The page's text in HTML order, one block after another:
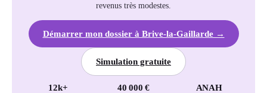
revenus très modestes.
Démarrer mon dossier à Brive-la-Gaillarde →
Simulation gratuite
12k+ 40 000 € ANAH